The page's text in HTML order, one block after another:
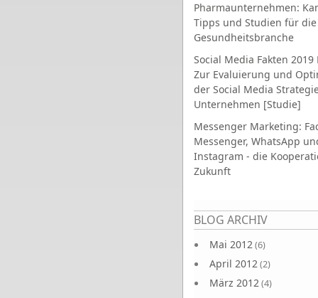
Pharmaunternehmen:
Tipps und Studien für die
Gesundheitsbranche
Social Media Fakten 2019
Zur Evaluierung und
der Social Media
Unternehmen [Studie]
Messenger Marketing:
Messenger, WhatsApp
Instagram - die
Zukunft
BLOG ARCHIV
Mai 2012(6)
April 2012(2)
März 2012(4)
Seiten